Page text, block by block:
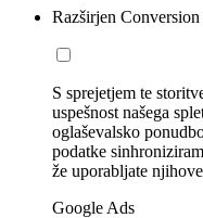
Razširjen
S sprejetjem te
uspešnost našega
oglaševalsko
podatke
že uporabljate
Google Ads